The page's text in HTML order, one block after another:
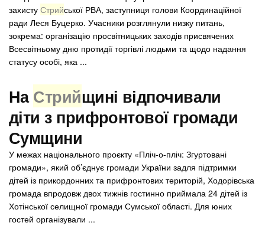
захисту Стрийської РВА, заступниця голови Координаційної
ради Леся Буцерко. Учасники розглянули низку питань,
зокрема: організацію просвітницьких заходів присвячених
Всесвітньому дню протидії торгівлі людьми та щодо надання
статусу особі, яка ...
НаСтрийщині відпочивали
діти з прифронтової громади
Сумщини
У межах національного проєкту «Пліч-о-пліч: Згуртовані
громади», який об’єднує громади України задля підтримки
дітей із прикордонних та прифронтових територій, Ходорівська
громада впродовж двох тижнів гостинно приймала 24 дітей із
Хотінської селищної громади Сумської області. Для юних
гостей організували ...